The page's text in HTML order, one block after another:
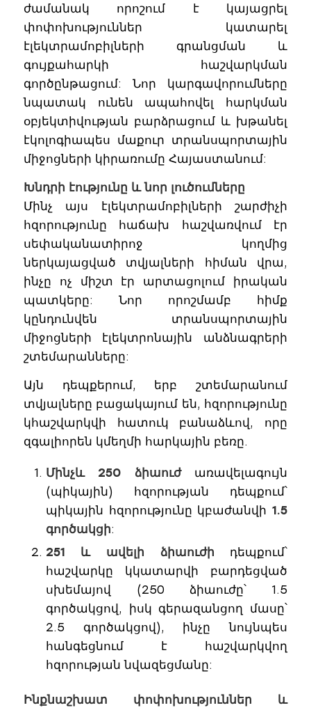
ժամանակ որոշում է կայացրել
փոփոխություններ կատարել
էլեկտրամոբիլների գրանցման և
գույքահարկի հաշվարկման
գործընթացում: Նոր կարգավորումները
նպատակ ունեն ապահովել հարկման
օբյեկտիվության բարձրացում և խթանել
էկոլոգիապես մաքուր տրանսպորտային
միջոցների կիրառումը Հայաստանում:
Խնդրի էությունը և նոր լուծումները
Մինչ այս էլեկտրամոբիլների շարժիչի
հզորությունը հաճախ հաշվառվում էր
սեփականատիրոջ կողմից
ներկայացված տվյալների հիման վրա,
ինչը ոչ միշտ էր արտացոլում իրական
պատկերը: Նոր որոշմամբ հիմք
կընդունվեն տրանսպորտային
միջոցների էլեկտրոնային անձնագրերի
շտեմարանները:
Այն դեպքերում, երբ շտեմարանում
տվյալները բացակայում են, հզորությունը
կհաշվարկվի հատուկ բանաձևով, որը
զգալիորեն կմեղմի հարկային բեռը.
Մինչև 250 ձիաուժառավելագույն
(պիկային) հզորության դեպքում՝
պիկային հզորությունը կբաժանվի1.5
գործակցի:
251 և ավելի ձիաուժի դեպքում՝
հաշվարկը կկատարվի բարդեցված
սխեմայով (250 ձիաուժը՝ 1.5
գործակցով, իսկ գերազանցող մասը՝
2.5 գործակցով), ինչը նույնպես
հանգեցնում է հաշվարկվող
հզորության նվազեցմանը:
Ինքնաշխատ փոփոխություններ և